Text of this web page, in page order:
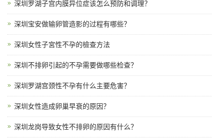
深圳罗湖子宫内膜异位症该怎么预防和调理？
深圳宝安做输卵管造影的过程有哪些？
深圳女性子宮性不孕的檢查方法
深圳不排卵引起的不孕需要做哪些检查？
深圳罗湖宫颈性不孕有什么主要危害？
深圳女性造成卵巢早衰的原因？
深圳龙岗导致女性不排卵的原因有什么？